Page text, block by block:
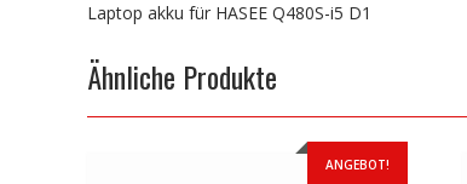
Laptop akku für HASEE Q480S-i5 D1
Ähnliche Produkte
ANGEBOT!